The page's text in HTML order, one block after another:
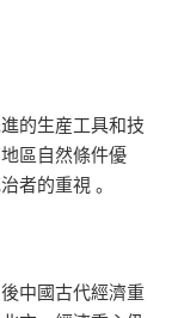
的生産工具和技
區自然條件優
者的重視 。
中國古代經濟重